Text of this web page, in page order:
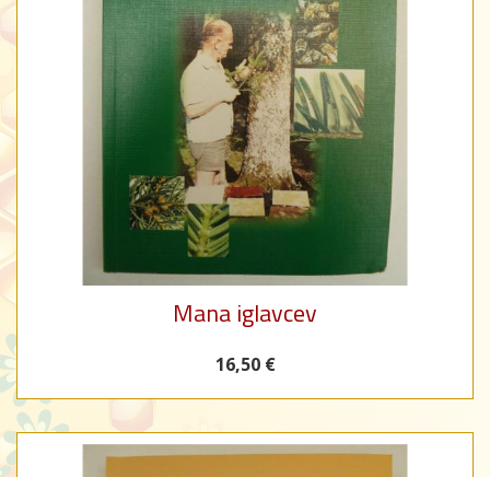
Mana iglavcev
16,50 €